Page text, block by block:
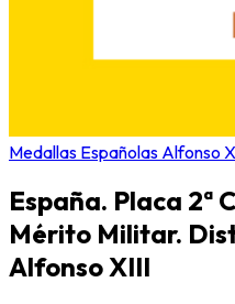
Medallas Españolas Alfonso
España. Placa 2ª
Mérito Militar.
Alfonso XIII